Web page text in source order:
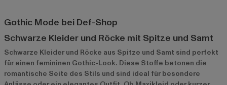
Gothic Mode bei Def-Shop
Schwarze Kleider und Röcke mit Spitze und Samt
Schwarze Kleider und Röcke aus Spitze und Samt sind perfekt
für einen femininen Gothic-Look. Diese Stoffe betonen die
romantische Seite des Stils und sind ideal für besondere